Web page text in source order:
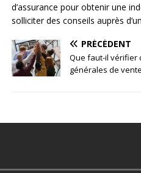
d’assurance pour obtenir une
solliciter des conseils auprès
PRÉCÉDENT
Que faut-il vérifier
générales de